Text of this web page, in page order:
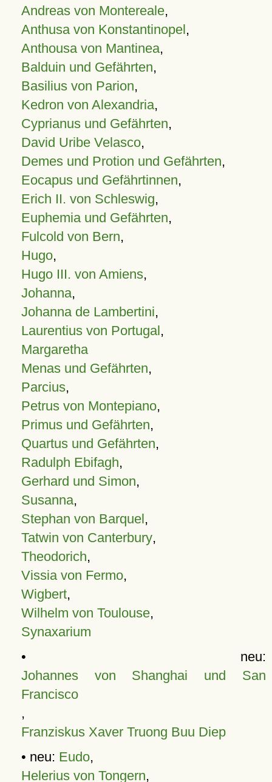
Andreas von Montereale,
Anthusa von Konstantinopel,
Anthousa von Mantinea,
Balduin und Gefährten,
Basilius von Parion,
Kedron von Alexandria,
Cyprianus und Gefährten,
David Uribe Velasco,
Demes und Protion und Gefährten,
Eocapus und Gefährtinnen,
Erich II. von Schleswig,
Euphemia und Gefährten,
Fulcold von Bern,
Hugo,
Hugo III. von Amiens,
Johanna,
Johanna de Lambertini,
Laurentius von Portugal,
Margaretha
Menas und Gefährten,
Parcius,
Petrus von Montepiano,
Primus und Gefährten,
Quartus und Gefährten,
Radulph Ebifagh,
Gerhard und Simon,
Susanna,
Stephan von Barquel,
Tatwin von Canterbury,
Theodorich,
Vissia von Fermo,
Wigbert,
Wilhelm von Toulouse,
Synaxarium
• neu:
Johannes von Shanghai und San
Francisco
,
Franziskus Xaver Truong Buu Diep
• neu: Eudo,
Helerius von Tongern,